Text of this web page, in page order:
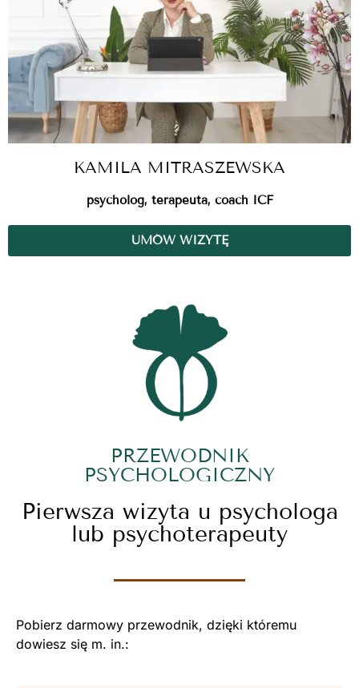
KAMILA MITRASZEWSKA
psycholog, terapeuta, coach ICF
UMÓW WIZYTĘ
PRZEWODNIK
PSYCHOLOGICZNY
Pierwsza wizyta u psychologa
lub psychoterapeuty
Pobierz darmowy przewodnik, dzięki któremu
dowiesz się m. in.: